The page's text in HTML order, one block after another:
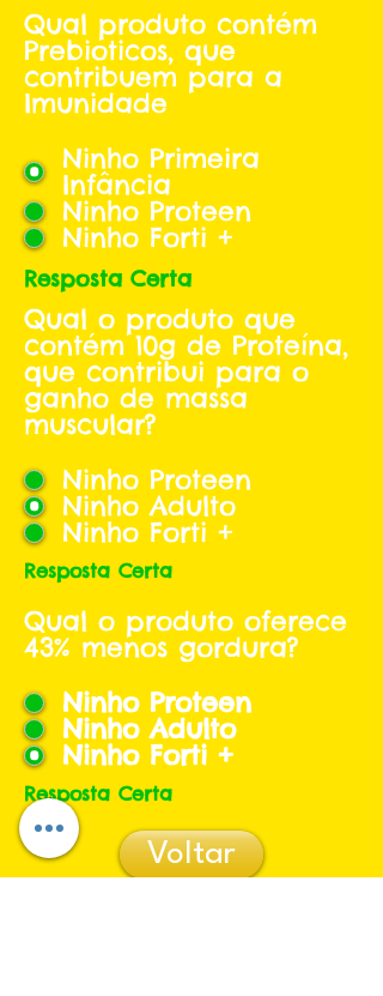
Qual produto contém
Prebioticos, que
contribuem para a
Imunidade
Ninho Primeira
Infância
Ninho Proteen
Ninho Forti +
Resposta Certa
Qual o produto que
contém 10g de Proteína,
que contribui para o
ganho de massa
muscular?
Ninho Proteen
Ninho Adulto
Ninho Forti +
Resposta Certa
Qual o produto oferece
43% menos gordura?
Ninho Proteen
Ninho Adulto
Ninho Forti +
Resposta Certa
Voltar